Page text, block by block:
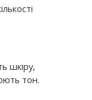
шкіру,
тон.